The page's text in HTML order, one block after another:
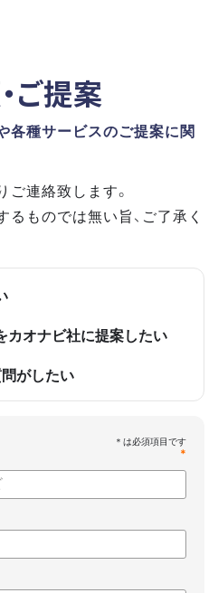
ご提案
各種サービスのご提案に関
連絡致します。
ものでは無い旨、ご了承く
カオナビ社に提案したい
がしたい
*